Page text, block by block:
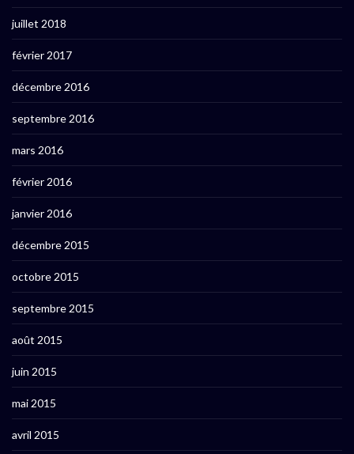
juillet 2018
février 2017
décembre 2016
septembre 2016
mars 2016
février 2016
janvier 2016
décembre 2015
octobre 2015
septembre 2015
août 2015
juin 2015
mai 2015
avril 2015